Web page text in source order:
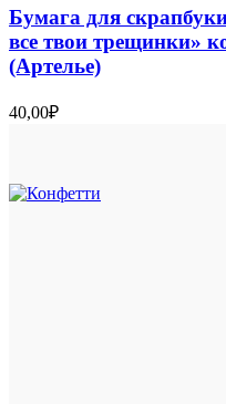
Бумага для
все твои трещинки»
(Артелье)
40,00₽